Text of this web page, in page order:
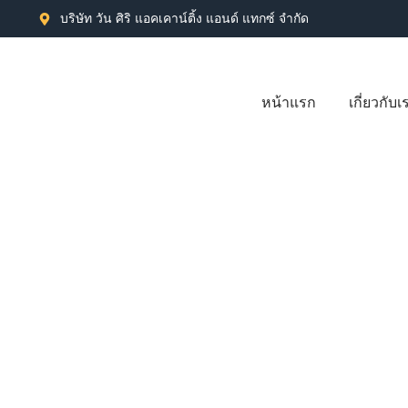
บริษัท วัน ศิริ แอคเคาน์ติ้ง แอนด์ แทกซ์ จำกัด
หน้าแรก เกี่ยวกับเ